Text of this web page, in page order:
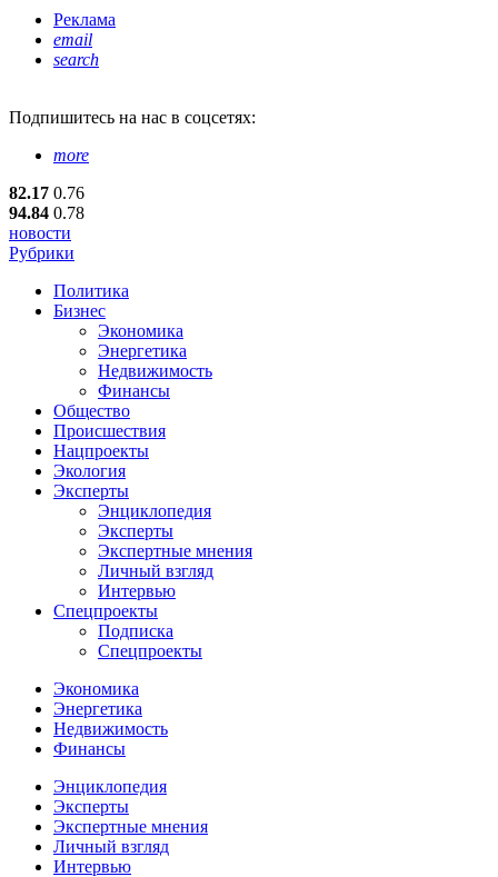
Реклама
email
search
Подпишитесь на нас в соцсетях:
more
82.17 0.76
94.84 0.78
новости
Рубрики
Политика
Бизнес
Экономика
Энергетика
Недвижимость
Финансы
Общество
Происшествия
Нацпроекты
Экология
Эксперты
Энциклопедия
Эксперты
Экспертные мнения
Личный взгляд
Интервью
Спецпроекты
Подписка
Спецпроекты
Экономика
Энергетика
Недвижимость
Финансы
Энциклопедия
Эксперты
Экспертные мнения
Личный взгляд
Интервью